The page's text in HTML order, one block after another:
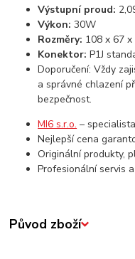
Výstupní proud:
Výkon: 30W
Rozměry: 108 x 67 x
Konektor: P1J
Doporučení: Vždy
a správné chlazení
bezpečnost.
MI6 s.r.o. –
Nejlepší cena
Originální produkty,
Profesionální servis
Původ zboží